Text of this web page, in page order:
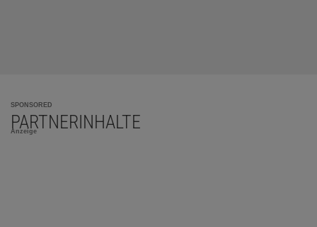
SPONSORED
PARTNERINHALTE
Anzeige